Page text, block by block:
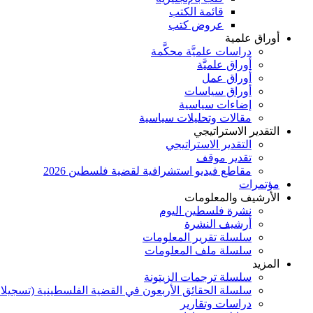
قائمة الكتب
عروض كتب
أوراق علمية
دراسات علميَّة محكَّمة
أوراق علميَّة
أوراق عمل
أوراق سياسات
إضاءات سياسية
مقالات وتحليلات سياسية
التقدير الاستراتيجي
التقدير الاستراتيجي
تقدير موقف
مقاطع فيديو استشرافية لقضية فلسطين 2026
مؤتمرات
الأرشيف والمعلومات
نشرة فلسطين اليوم
أرشيف النشرة
سلسلة تقرير المعلومات
سلسلة ملف المعلومات
المزيد
سلسلة ترجمات الزيتونة
سلسلة الحقائق الأربعون في القضية الفلسطينية
دراسات وتقارير